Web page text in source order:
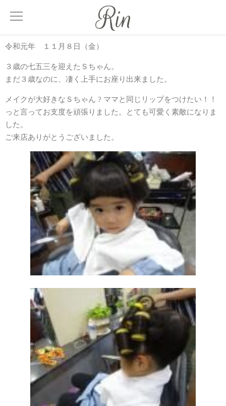
サロンについて
Menu
Treatment
Facial
エステティック
Access
令和元年 １１月８日（金）
３歳の七五三を迎えたＳちゃん。
まだ３歳なのに、凄く上手にお座り出来ました。
メイクが大好きなＳちゃん ? ママと同じリップをつけたい！！
っと言ってお支度を頑張りました。とても可愛く素敵になりま
した。
ご来店ありがとうございました。